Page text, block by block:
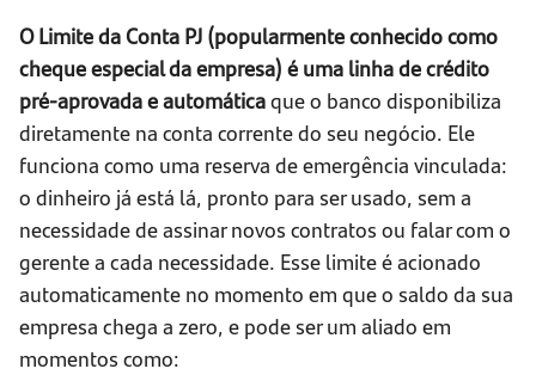
O Limite da Conta PJ (popularmente conhecido como
cheque especial da empresa) é uma linha de crédito
pré-aprovada e automáticaque o banco disponibiliza
diretamente na conta corrente do seu negócio. Ele
funciona como uma reserva de emergência vinculada:
o dinheiro já está lá, pronto para ser usado, sem a
necessidade de assinar novos contratos ou falar com o
gerente a cada necessidade. Esse limite é acionado
automaticamente no momento em que o saldo da sua
empresa chega a zero, e pode ser um aliado em
momentos como: